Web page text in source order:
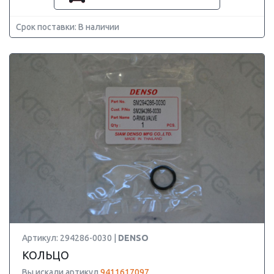
Срок поставки: В наличии
Артикул: 294286-0030 | DENSO
КОЛЬЦО